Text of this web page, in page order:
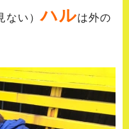
ない）ハルは外の